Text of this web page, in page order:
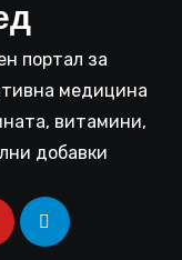
портал за
медицина
витамини,
добавки